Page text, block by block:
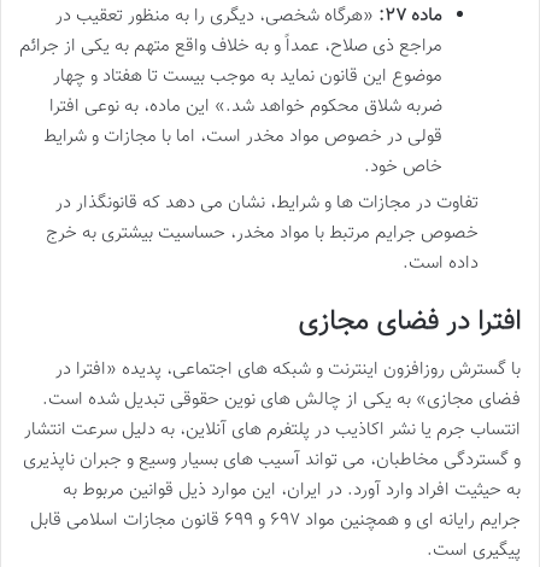
ماده ۲۷:
«هرگاه شخصی، دیگری را به منظور تعقیب در
مراجع ذی صلاح، عمداً و به خلاف واقع متهم به یکی از جرائم
موضوع این قانون نماید به موجب بیست تا هفتاد و چهار
ضربه شلاق محکوم خواهد شد.» این ماده، به نوعی افترا
قولی در خصوص مواد مخدر است، اما با مجازات و شرایط
خاص خود.
تفاوت در مجازات ها و شرایط، نشان می دهد که قانونگذار در
خصوص جرایم مرتبط با مواد مخدر، حساسیت بیشتری به خرج
داده است.
افترا در فضای مجازی
با گسترش روزافزون اینترنت و شبکه های اجتماعی، پدیده «افترا در
فضای مجازی» به یکی از چالش های نوین حقوقی تبدیل شده است.
انتساب جرم یا نشر اکاذیب در پلتفرم های آنلاین، به دلیل سرعت انتشار
و گستردگی مخاطبان، می تواند آسیب های بسیار وسیع و جبران ناپذیری
به حیثیت افراد وارد آورد. در ایران، این موارد ذیل قوانین مربوط به
جرایم رایانه ای و همچنین مواد ۶۹۷ و ۶۹۹ قانون مجازات اسلامی قابل
پیگیری است.